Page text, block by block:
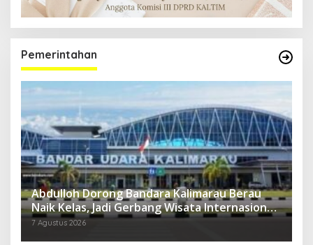
Pemerintahan
Abdulloh Dorong Bandara Kalimarau Berau
Naik Kelas, Jadi Gerbang Wisata Internasional
Kaltim
7 Agustus 2026